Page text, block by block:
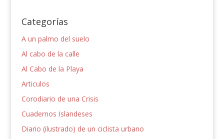
Categorías
A un palmo del suelo
Al cabo de la calle
Al Cabo de la Playa
Articulos
Corodiario de una Crisis
Cuadernos Islandeses
Diario (ilustrado) de un ciclista urbano